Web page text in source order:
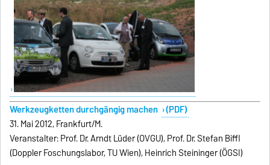
Werkzeugketten durchgängig machen (PDF)
31. Mai 2012, Frankfurt/M.
Veranstalter: Prof. Dr. Arndt Lüder (OVGU), Prof. Dr. Stefan Biffl
(Doppler Foschungslabor, TU Wien), Heinrich Steininger (ÖGSI)